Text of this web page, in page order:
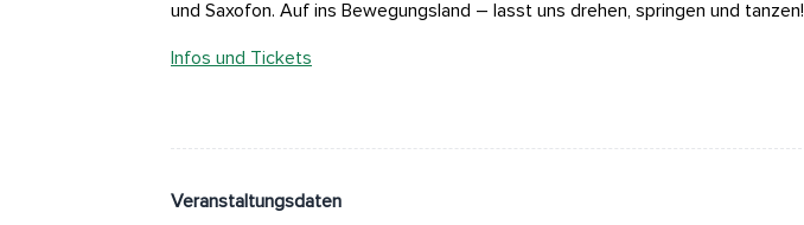
und Saxofon. Auf ins Bewegungsland – lasst uns drehen, springen und tanzen!
Infos und Tickets
Veranstaltungsdaten